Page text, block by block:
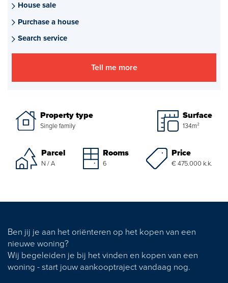
project advise
Energy Label
About Van Daal
Search service
News
Contact
House sale
Purchase a house
Search service
Tell me more
Property type
Single family
Surface
134m²
Parcel
N / A
Rooms
6
Price
€ 475.000 k.k.
Ben jij je aan het oriënteren op het kopen van een
nieuwe woning?
Wij begeleiden je bij het vinden en kopen van een
woning - start jouw aankooptraject vandaag nog.